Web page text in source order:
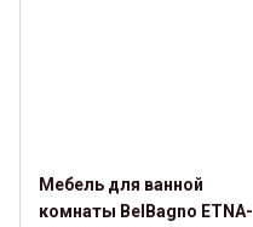
Мебель для ванной
комнаты BelBagno ETNA-